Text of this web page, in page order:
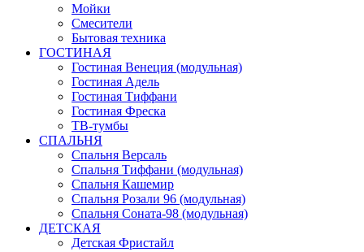
Мойки
Смесители
Бытовая техника
ГОСТИНАЯ
Гостиная Венеция (модульная)
Гостиная Адель
Гостиная Тиффани
Гостиная Фреска
ТВ-тумбы
СПАЛЬНЯ
Спальня Версаль
Спальня Тиффани (модульная)
Спальня Кашемир
Спальня Розали 96 (модульная)
Спальня Соната-98 (модульная)
ДЕТСКАЯ
Детская Фристайл